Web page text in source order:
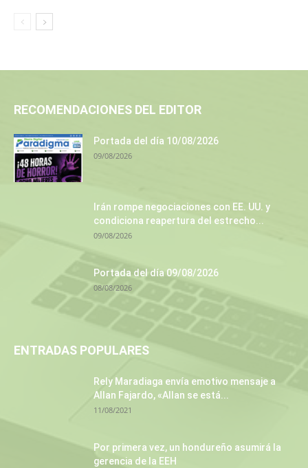
RECOMENDACIONES DEL EDITOR
Portada del día 10/08/2026
09/08/2026
Irán rompe negociaciones con EE. UU. y
condiciona reapertura del estrecho...
09/08/2026
Portada del día 09/08/2026
08/08/2026
ENTRADAS POPULARES
Rely Maradiaga envía emotivo mensaje a
Allan Fajardo, «Allan se está...
11/08/2021
Por primera vez, un hondureño asumirá la
gerencia de la EEH